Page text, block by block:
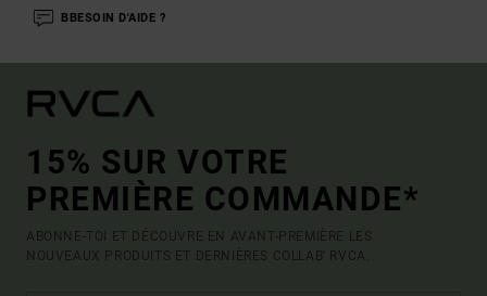
BBESOIN D'AIDE ?
15% SUR VOTRE
PREMIÈRE COMMANDE*
ABONNE-TOI ET DÉCOUVRE EN AVANT-PREMIÈRE LES
NOUVEAUX PRODUITS ET DERNIÈRES COLLAB' RVCA.